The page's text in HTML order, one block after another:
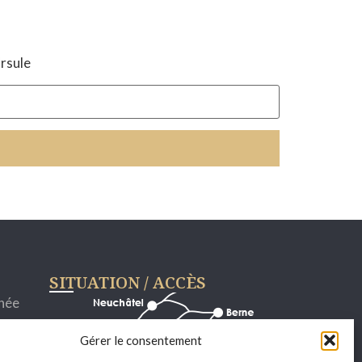
Gérer le consentement
SITUATION / ACCÈS